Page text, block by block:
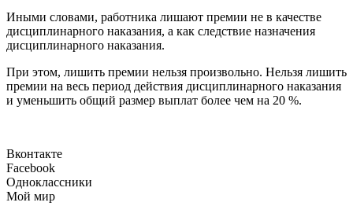
Иными словами, работника лишают премии не в качестве
дисциплинарного наказания, а как следствие назначения
дисциплинарного наказания.
При этом, лишить премии нельзя произвольно. Нельзя лишить
премии на весь период действия дисциплинарного наказания
и уменьшить общий размер выплат более чем на 20 %.
Вконтакте
Facebook
Одноклассники
Мой мир